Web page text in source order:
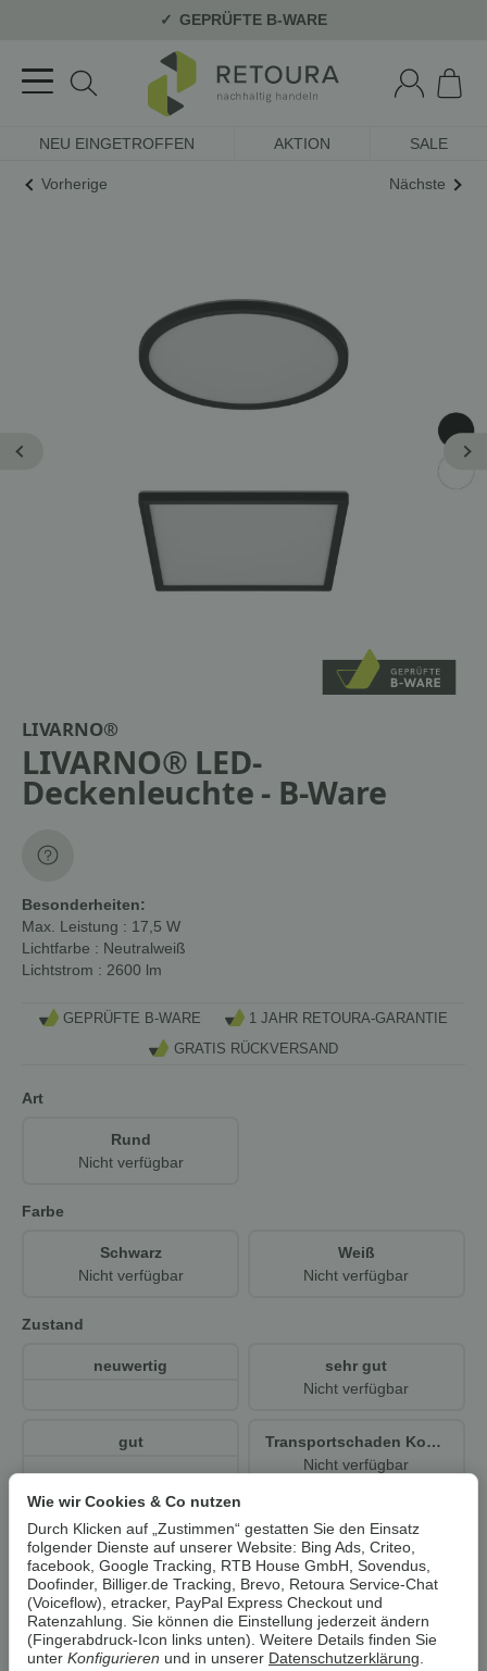
GEPRÜFTE B-WARE
NEU EINGETROFFEN AKTION SALE
Vorherige Nächste
LIVARNO®
LIVARNO® LED-
Deckenleuchte - B-Ware
Besonderheiten:
Max. Leistung : 17,5 W
Lichtfarbe : Neutralweiß
Lichtstrom : 2600 lm
GEPRÜFTE B-WARE
1 JAHR RETOURA-GARANTIE
GRATIS RÜCKVERSAND
Art
Rund
Nicht verfügbar
Farbe
Schwarz
Nicht verfügbar
Weiß
Nicht verfügbar
Zustand
neuwertig
sehr gut
Nicht verfügbar
gut
Transportschaden Kosmetisch
Nicht verfügbar
Benachrichtigen wenn verfügbar
Artikelnummer: 41900
HAN: 100397741
Wie wir Cookies & Co nutzen
Durch Klicken auf „Zustimmen“ gestatten Sie den Einsatz
folgender Dienste auf unserer Website: Bing Ads, Criteo,
facebook, Google Tracking, RTB House GmbH, Sovendus,
Doofinder, Billiger.de Tracking, Brevo, Retoura Service-Chat
(Voiceflow), etracker, PayPal Express Checkout und
Ratenzahlung. Sie können die Einstellung jederzeit ändern
(Fingerabdruck-Icon links unten). Weitere Details finden Sie
unter Konfigurieren und in unserer Datenschutzerklärung.